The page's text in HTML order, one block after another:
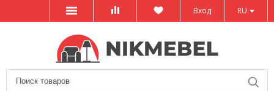
RU
Вход